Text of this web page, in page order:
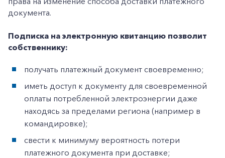
документа.
Подписка на электронную квитанцию позволит
собственнику:
получать платежный документ своевременно;
иметь доступ к документу для своевременной
оплаты потребленной электроэнергии даже
находясь за пределами региона (например в
командировке);
свести к минимуму вероятность потери
платежного документа при доставке;